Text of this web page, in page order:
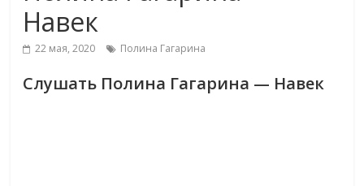
Навек
22 мая, 2020 Полина Гагарина
Слушать Полина Гагарина — Навек